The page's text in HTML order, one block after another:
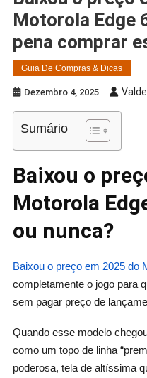
Motorola Edge
pena comprar
Guia De Compras & Dicas
Dezembro 4, 2025
Sumário
Baixou o
Motorola
ou nunca?
Baixou o preço em 2025 do
completamente o jogo para
sem pagar preço de
Quando esse modelo
como um topo de linha
poderosa, tela de altíssima